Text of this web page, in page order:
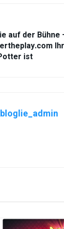
auf der Bühne
ist